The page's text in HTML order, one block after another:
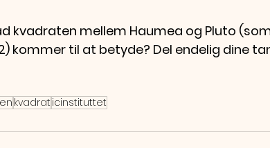
kvadraten mellem Haumea og Pluto
kommer til at betyde? Del endelig dine
kvadrat icinstituttet